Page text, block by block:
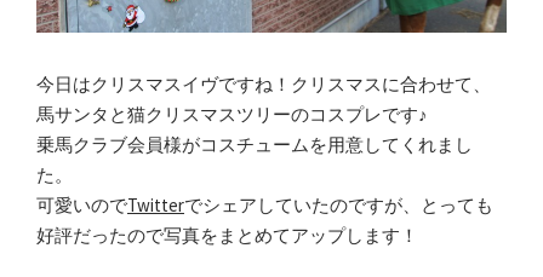
今日はクリスマスイヴですね！クリスマスに合わせて、
馬サンタと猫クリスマスツリーのコスプレです♪
乗馬クラブ会員様がコスチュームを用意してくれまし
た。
可愛いのでTwitterでシェアしていたのですが、とっても
好評だったので写真をまとめてアップします！